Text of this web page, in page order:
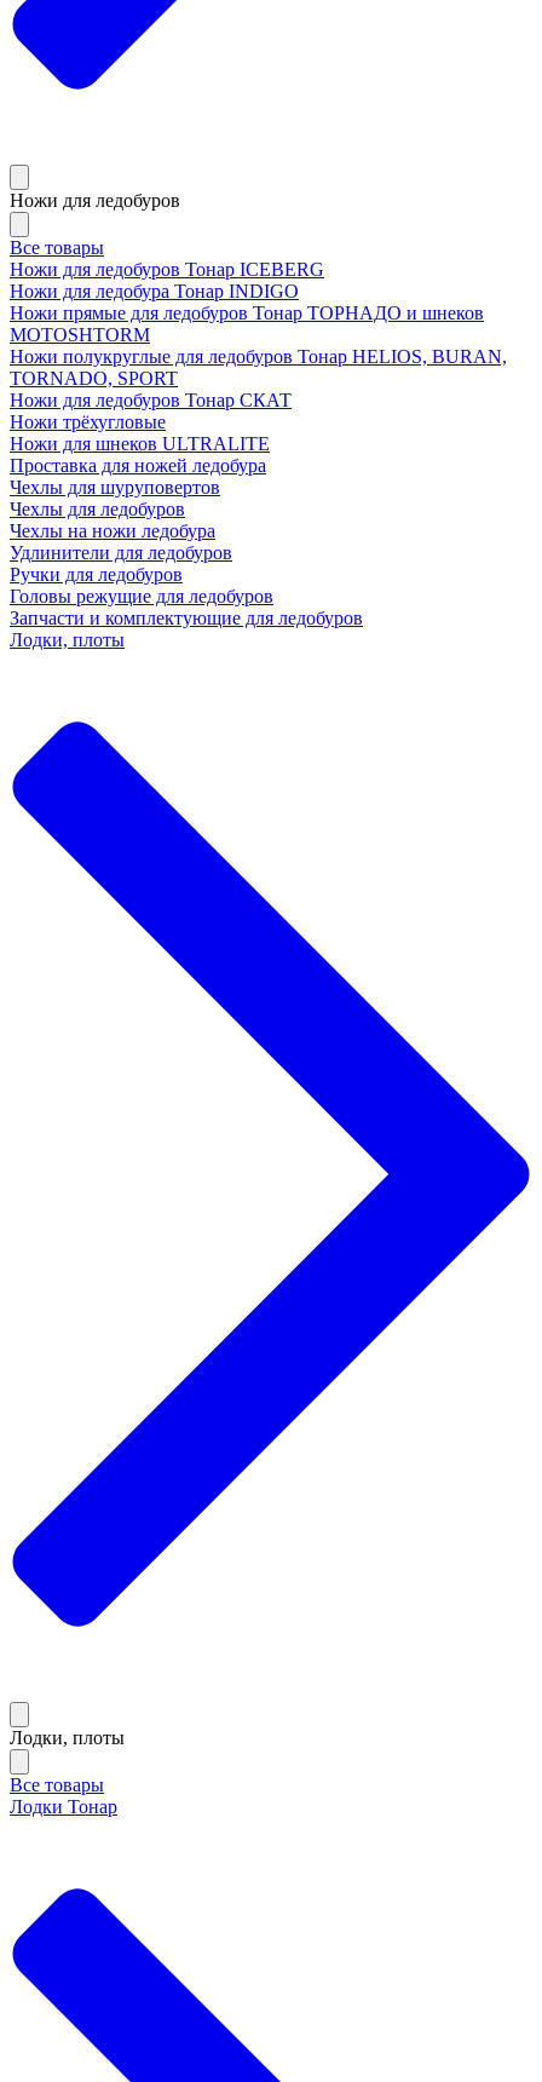
Ножи для ледобуров
Все товары
Ножи для ледобуров Тонар ICEBERG
Ножи для ледобура Тонар INDIGO
Ножи прямые для ледобуров Тонар ТОРНАДО и шнеков
MOTOSHTORM
Ножи полукруглые для ледобуров Тонар HELIOS, BURAN,
TORNADO, SPORT
Ножи для ледобуров Тонар СКАТ
Ножи трёхугловые
Ножи для шнеков ULTRALITE
Проставка для ножей ледобура
Чехлы для шуруповертов
Чехлы для ледобуров
Чехлы на ножи ледобура
Удлинители для ледобуров
Ручки для ледобуров
Головы режущие для ледобуров
Запчасти и комплектующие для ледобуров
Лодки, плоты
Лодки, плоты
Все товары
Лодки Тонар